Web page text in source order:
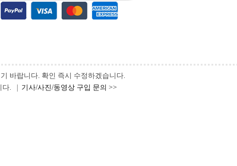
바랍니다. 확인 즉시 수정하겠습니다.
다. | 기사/사진/동영상 구입 문의 >>